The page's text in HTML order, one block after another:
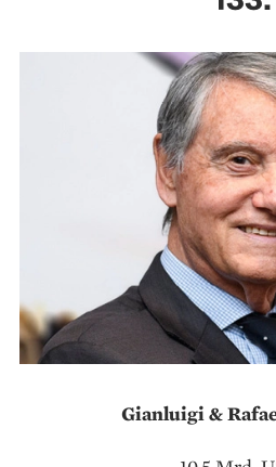
Gianluigi &